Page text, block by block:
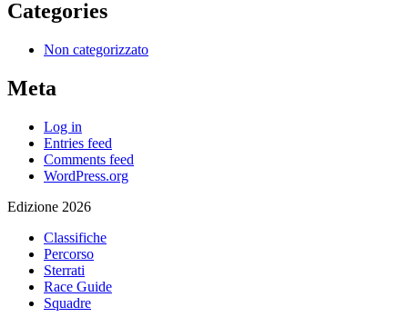
Categories
Non categorizzato
Meta
Log in
Entries feed
Comments feed
WordPress.org
Edizione 2026
Classifiche
Percorso
Sterrati
Race Guide
Squadre